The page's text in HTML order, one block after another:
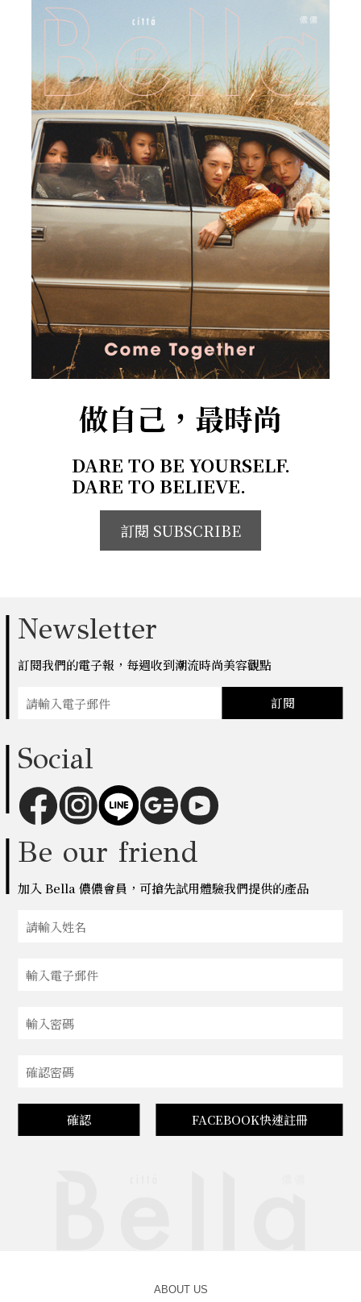
做自己，最時尚
DARE TO BE YOURSELF.
DARE TO BELIEVE.
訂閱 SUBSCRIBE
Newsletter
訂閱我們的電子報，每週收到潮流時尚美容觀點
訂閱
Social
Be our friend
加入 Bella 儂儂會員，可搶先試用體驗我們提供的產品
確認 FACEBOOK快速註冊
ABOUT US